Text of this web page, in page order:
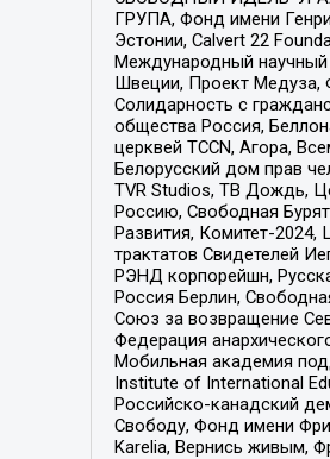
ГРУПА, Фонд имени
Эстонии, Calvert 22
Международный научный
Швеции, Проект Медуза,
Солидарность с
общества Россия,
церквей TCCN, Агора,
Белорусский дом прав
TVR Studios, ТВ Дождь,
Россию, Свободная
Развития, Комитет-
трактатов Свидетелей
РЭНД корпорейшн,
Россия Берлин,
Союз за возвращение
Федерация
Мобильная академия
Institute of International
Российско-канадский
Свободу, Фонд имени
Karelia, Вернись живым,